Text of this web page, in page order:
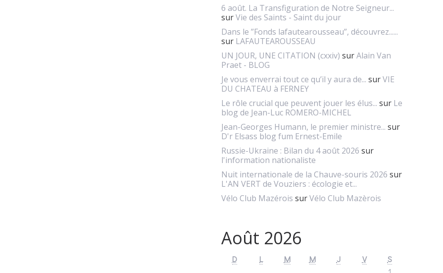
6 août. La Transfiguration de Notre Seigneur...
surVie des Saints - Saint du jour
Dans le ”Fonds lafautearousseau”, découvrez......
sur LAFAUTEAROUSSEAU
UN JOUR, UNE CITATION (cxxiv) surAlain Van
Praet - BLOG
Je vous enverrai tout ce qu’il y aura de... surVIE
DU CHATEAU à FERNEY
Le rôle crucial que peuvent jouer les élus... sur Le
blog de Jean-Luc ROMERO-MICHEL
Jean-Georges Humann, le premier ministre... sur
D'r Elsass blog fum Ernest-Emile
Russie-Ukraine : Bilan du 4 août 2026 sur
l'information nationaliste
Nuit internationale de la Chauve-souris 2026 sur
L'AN VERT de Vouziers : écologie et...
Vélo Club Mazérois surVélo Club Mazèrois
Août 2026
D L M M J V
S